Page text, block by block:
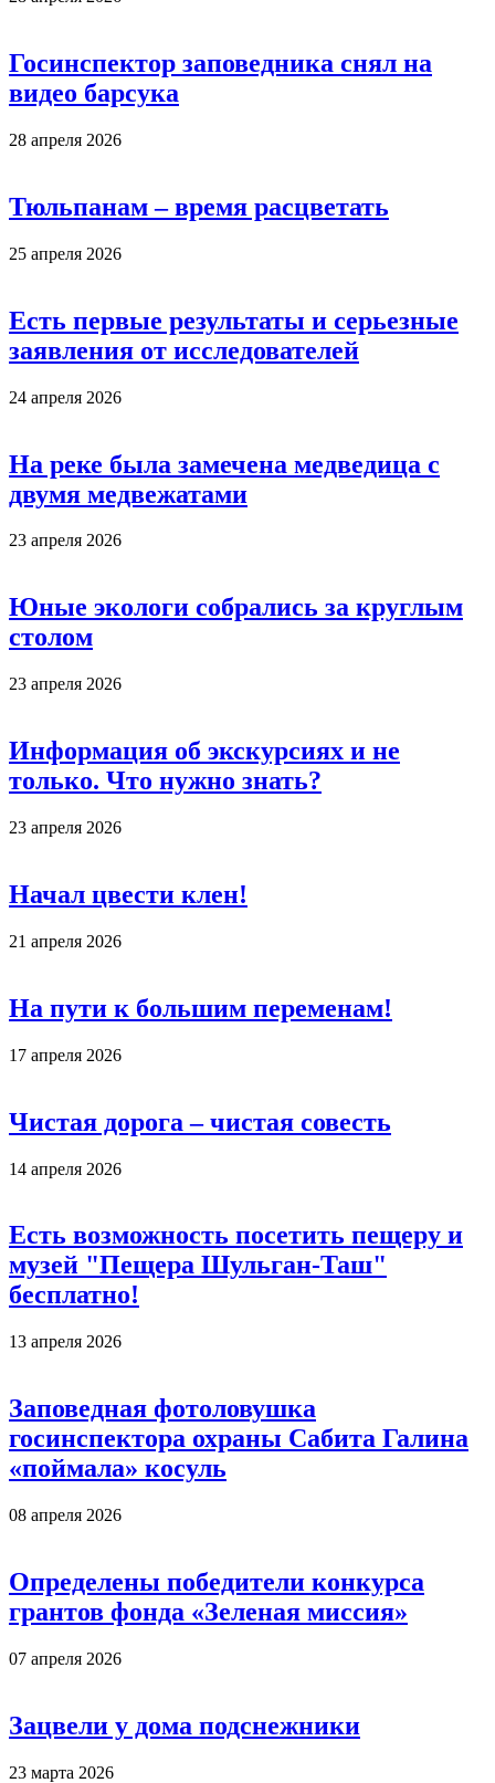
Госинспектор заповедника снял на
видео барсука
28 апреля 2026
Тюльпанам – время расцветать
25 апреля 2026
Есть первые результаты и серьезные
заявления от исследователей
24 апреля 2026
На реке была замечена медведица с
двумя медвежатами
23 апреля 2026
Юные экологи собрались за круглым
столом
23 апреля 2026
Информация об экскурсиях и не
только. Что нужно знать?
23 апреля 2026
Начал цвести клен!
21 апреля 2026
На пути к большим переменам!
17 апреля 2026
Чистая дорога – чистая совесть
14 апреля 2026
Есть возможность посетить пещеру и
музей "Пещера Шульган-Таш"
бесплатно!
13 апреля 2026
Заповедная фотоловушка
госинспектора охраны Сабита Галина
«поймала» косуль
08 апреля 2026
Определены победители конкурса
грантов фонда «Зеленая миссия»
07 апреля 2026
Зацвели у дома подснежники
23 марта 2026